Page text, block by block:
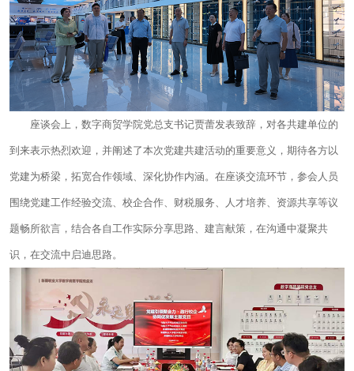
座谈会上，数字商贸学院党总支书记贾蕾发表致辞，对各共建单位的
到来表示热烈欢迎，并阐述了本次党建共建活动的重要意义，期待各方以
党建为桥梁，拓宽合作领域、深化协作内涵。在座谈交流环节，参会人员
围绕党建工作经验交流、校企合作、财税服务、人才培养、资源共享等议
题畅所欲言，结合各自工作实际分享思路、建言献策，在沟通中凝聚共
识，在交流中启迪思路。